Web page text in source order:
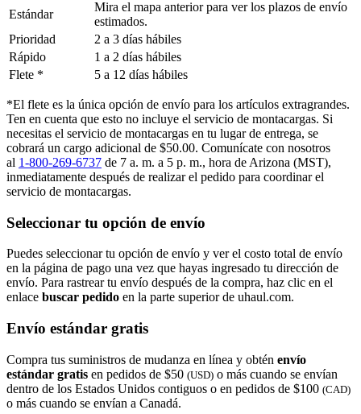
Estándar
Mira el mapa anterior para ver los plazos de envío
estimados.
Prioridad
2 a 3 días hábiles
Rápido
1 a 2 días hábiles
Flete *
5 a 12 días hábiles
*El flete es la única opción de envío para los artículos extragrandes.
Ten en cuenta que esto no incluye el servicio de montacargas. Si
necesitas el servicio de montacargas en tu lugar de entrega, se
cobrará un cargo adicional de $50.00. Comunícate con nosotros
al 1-800-269-6737 de 7 a. m. a 5 p. m., hora de Arizona (MST),
inmediatamente después de realizar el pedido para coordinar el
servicio de montacargas.
Seleccionar tu opción de envío
Puedes seleccionar tu opción de envío y ver el costo total de envío
en la página de pago una vez que hayas ingresado tu dirección de
envío. Para rastrear tu envío después de la compra, haz clic en el
enlace buscar pedido​​​​​​​ en la parte superior de uhaul.com.
Envío estándar gratis
Compra tus suministros de mudanza en línea y obtén envío
estándar gratis en pedidos de $50 (USD) o más cuando se envían
dentro de los Estados Unidos contiguos o en pedidos de $100 (CAD)
o más cuando se envían a Canadá.